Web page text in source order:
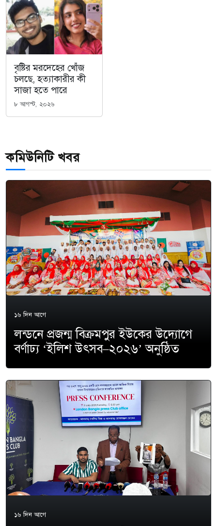
বৃষ্টির মরদেহের খোঁজ
চলছে, হত্যাকারীর কী
সাজা হতে পারে
৮ আগস্ট, ২০২৬
কমিউনিটি খবর
১৬ দিন আগে
লন্ডনে প্রজন্ম বিক্রমপুর ইউকের উদ্যোগে
বর্ণাঢ্য ‘ইলিশ উৎসব–২০২৬’ অনুষ্ঠিত
১৬ দিন আগে